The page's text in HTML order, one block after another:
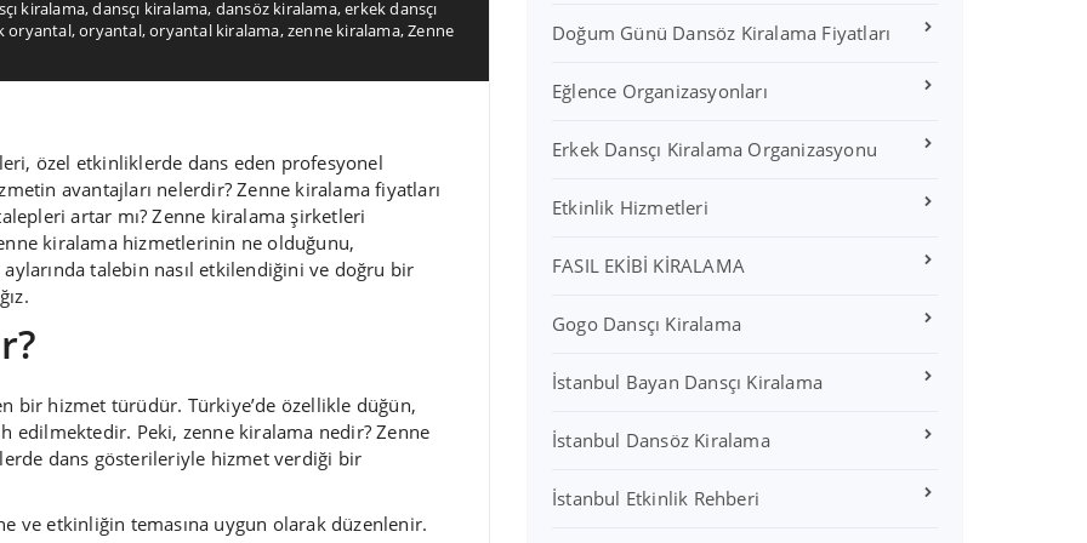
kiralama,dansçı kiralama, dansöz kiralama,erkek dansçı
oryantal,oryantal,oryantal kiralama,zenne kiralama,Zenne
özel etkinliklerde dans eden profesyonel
avantajları nelerdir? Zenne kiralama fiyatları
artar mı? Zenne kiralama şirketleri
kiralama hizmetlerinin ne olduğunu,
talebin nasıl etkilendiğini ve doğru bir
bir hizmet türüdür. Türkiye’de özellikle düğün,
Peki, zenne kiralama nedir? Zenne
dans gösterileriyle hizmet verdiği bir
ve etkinliğin temasına uygun olarak düzenlenir.
Doğum Günü Dansöz Kiralama Fiyatları
Eğlence Organizasyonları
Erkek Dansçı Kiralama Organizasyonu
Etkinlik Hizmetleri
FASIL EKİBİ KİRALAMA
Gogo Dansçı Kiralama
İstanbul Bayan Dansçı Kiralama
İstanbul Dansöz Kiralama
İstanbul Etkinlik Rehberi